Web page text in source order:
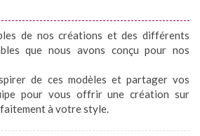
de nos créations et des différents
que nous avons conçu pour nos
de ces modèles et partager vos
pour vous offrir une création sur
à votre style.